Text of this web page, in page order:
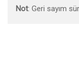
Not: Geri sayım